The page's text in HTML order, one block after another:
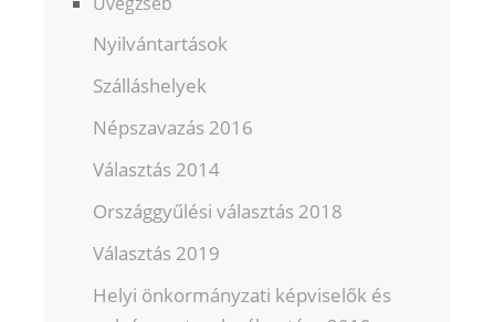
Nyilvántartások
Szálláshelyek
Népszavazás 2016
Választás 2014
Országgyűlési választás 2018
Választás 2019
Helyi önkormányzati képviselők és